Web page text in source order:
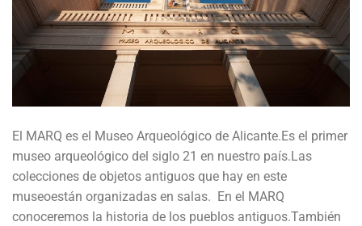
El MARQ es el Museo Arqueológico de Alicante.Es el primer
museo arqueológico del siglo 21 en nuestro país.Las
colecciones de objetos antiguos que hay en este
museoestán organizadas en salas. En el MARQ
conoceremos la historia de los pueblos antiguos.También